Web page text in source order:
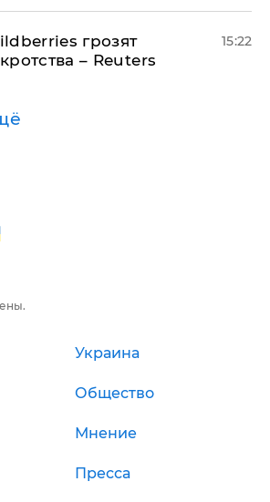
грозят
– Reuters
15:22
Украина
Общество
Мнение
Пресса